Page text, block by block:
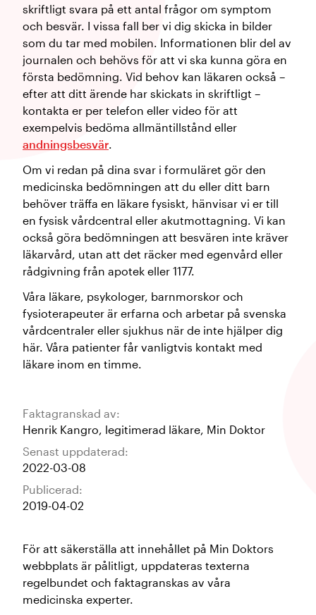
skriftligt svara på ett antal frågor om symptom
och besvär. I vissa fall ber vi dig skicka in bilder
som du tar med mobilen. Informationen blir del av
journalen och behövs för att vi ska kunna göra en
första bedömning. Vid behov kan läkaren också –
efter att ditt ärende har skickats in skriftligt –
kontakta er per telefon eller video för att
exempelvis bedöma allmäntillstånd eller
andningsbesvär.
Om vi redan på dina svar i formuläret gör den
medicinska bedömningen att du eller ditt barn
behöver träffa en läkare fysiskt, hänvisar vi er till
en fysisk vårdcentral eller akutmottagning. Vi kan
också göra bedömningen att besvären inte kräver
läkarvård, utan att det räcker med egenvård eller
rådgivning från apotek eller 1177.
Våra läkare, psykologer, barnmorskor och
fysioterapeuter är erfarna och arbetar på svenska
vårdcentraler eller sjukhus när de inte hjälper dig
här. Våra patienter får vanligtvis kontakt med
läkare inom en timme.
Faktagranskad av:
Henrik Kangro, legitimerad läkare, Min Doktor
Senast uppdaterad:
2022-03-08
Publicerad:
2019-04-02
För att säkerställa att innehållet på Min Doktors
webbplats är pålitligt, uppdateras texterna
regelbundet och faktagranskas av våra
medicinska experter.